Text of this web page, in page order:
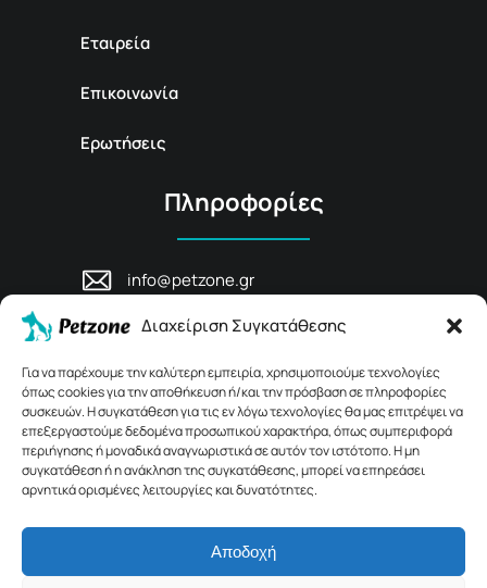
Διαχείριση Συγκατάθεσης
Για να παρέχουμε την καλύτερη εμπειρία, χρησιμοποιούμε τεχνολογίες
όπως cookies για την αποθήκευση ή/και την πρόσβαση σε πληροφορίες
συσκευών. Η συγκατάθεση για τις εν λόγω τεχνολογίες θα μας επιτρέψει να
επεξεργαστούμε δεδομένα προσωπικού χαρακτήρα, όπως συμπεριφορά
περιήγησης ή μοναδικά αναγνωριστικά σε αυτόν τον ιστότοπο. Η μη
συγκατάθεση ή η ανάκληση της συγκατάθεσης, μπορεί να επηρεάσει
αρνητικά ορισμένες λειτουργίες και δυνατότητες.
Αποδοχή
Εταιρεία
Επικοινωνία
Ερωτήσεις
Πληροφορίες
info@petzone.gr
Ρέθυμνο, Κρήτη